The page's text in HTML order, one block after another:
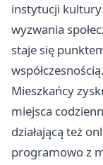
instytucji kultury
wyzwania
staje się
współczesnością.
Mieszkańcy
miejsca
działającą też
programowo z